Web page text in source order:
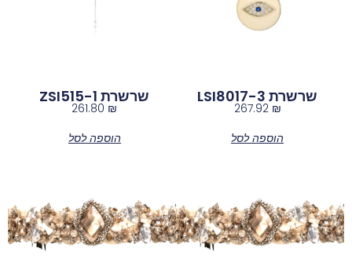
שרשרת LSI8017-3
267.92 ₪
הוספה לסל
שרשרת ZSI515-1
261.80 ₪
הוספה לסל